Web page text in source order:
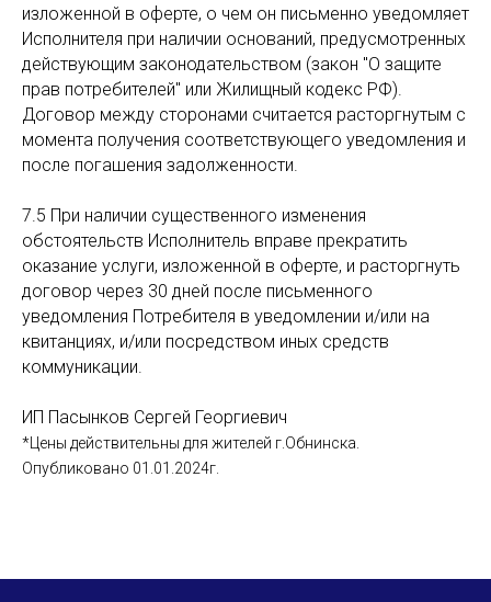
изложенной в оферте, о чем он письменно уведомляет
Исполнителя при наличии оснований, предусмотренных
действующим законодательством (закон "О защите
прав потребителей" или Жилищный кодекс РФ).
Договор между сторонами считается расторгнутым с
момента получения соответствующего уведомления и
после погашения задолженности.
7.5 При наличии существенного изменения
обстоятельств Исполнитель вправе прекратить
оказание услуги, изложенной в оферте, и расторгнуть
договор через 30 дней после письменного
уведомления Потребителя в уведомлении и/или на
квитанциях, и/или посредством иных средств
коммуникации.
ИП Пасынков Сергей Георгиевич
*Цены действительны для жителей г.Обнинска.
Опубликовано 01.01.2024г.